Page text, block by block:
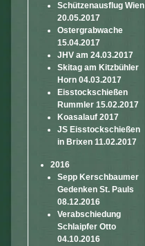
Schützenausflug Wien
20.05.2017
Ostergrabwache
15.04.2017
JHV am 24.03.2017
Skitag am Kitzbühler
Horn 04.03.2017
Eisstockschießen
Rummler 15.02.2017
Koasalauf 2017
JS Eisstockschießen
in Brixen 11.02.2017
2016
Sepp Kerschbaumer
Gedenken St. Pauls
08.12.2016
Verabschiedung
Schlaipfer Otto
04.10.2016